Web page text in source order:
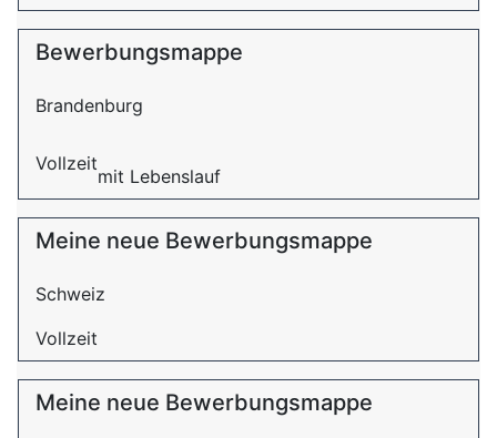
Bewerbungsmappe
Brandenburg
Vollzeit
mit Lebenslauf
Meine neue Bewerbungsmappe
Schweiz
Vollzeit
Meine neue Bewerbungsmappe